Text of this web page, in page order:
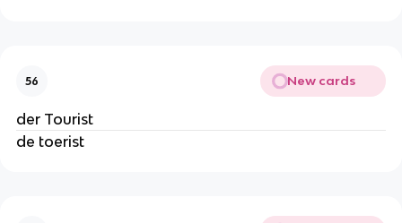
56 New cards
der Tourist
de toerist